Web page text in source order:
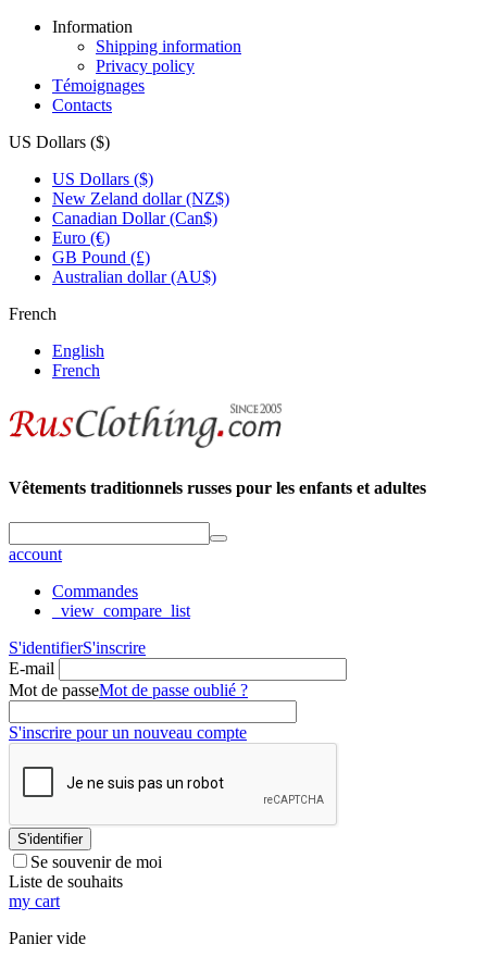
Information
Shipping information
Privacy policy
Témoignages
Contacts
US Dollars ($)
US Dollars ($)
New Zeland dollar (NZ$)
Canadian Dollar (Can$)
Euro (€)
GB Pound (£)
Australian dollar (AU$)
French
English
French
Vêtements traditionnels russes pour les enfants et adultes
account
Commandes
_view_compare_list
S'identifierS'inscrire
E-mail
Mot de passeMot de passe oublié ?
S'inscrire pour un nouveau compte
S'identifier
Se souvenir de moi
Liste de souhaits
my cart
Panier vide